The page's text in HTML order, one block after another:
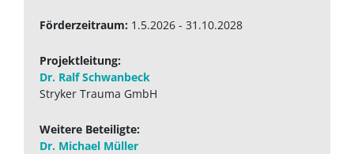
Förderzeitraum: 1.5.2026 - 31.10.2028
Projektleitung:
Dr. Ralf Schwanbeck
Stryker Trauma GmbH
Weitere Beteiligte:
Dr. Michael Müller